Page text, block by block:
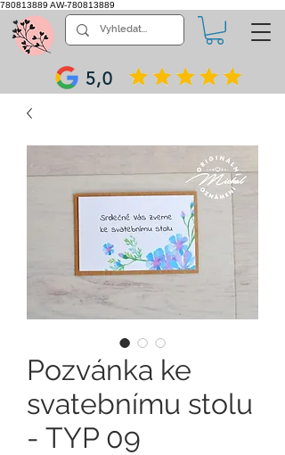
780813889 AW-780813889
5,0
Pozvánka ke
svatebnímu stolu
- TYP 09